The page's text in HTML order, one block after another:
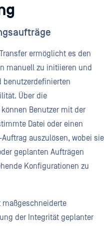
ermöglicht es den
manuell zu initiieren und
benutzerdefinierten
Über die
Benutzer mit der
Datei oder einen
auszulösen, wobei sie
geplanten Aufträgen
Konfigurationen zu
maßgeschneiderte
der Integrität geplanter